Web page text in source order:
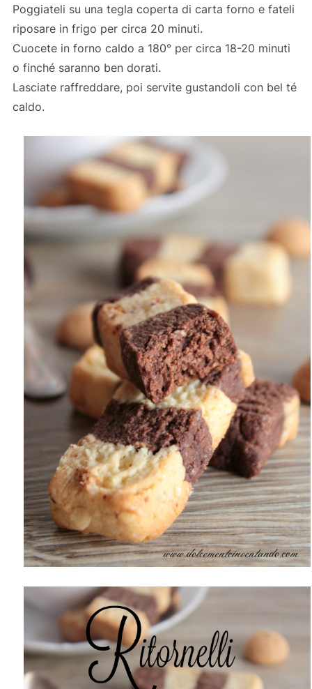
Poggiateli su una tegla coperta di carta forno e fateli
riposare in frigo per circa 20 minuti.
Cuocete in forno caldo a 180° per circa 18-20 minuti
o finché saranno ben dorati.
Lasciate raffreddare, poi servite gustandoli con bel té
caldo.